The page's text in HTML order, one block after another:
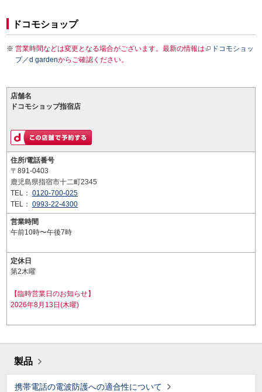
ドコモショップ
営業時間などは変更となる場合がございます。最新の情報は
ドコモショッ
プ／d gardenからご確認ください。
店舗名
ドコモショップ指宿店
住所/電話番号
〒891-0403
鹿児島県指宿市十二町2345
TEL： 0120-700-025
TEL： 0993-22-4300
営業時間
午前10時〜午後7時
定休日
第2木曜
【臨時営業日のお知らせ】
2026年8月13日(木曜)
製品
携帯電話の電波防護への適合性について